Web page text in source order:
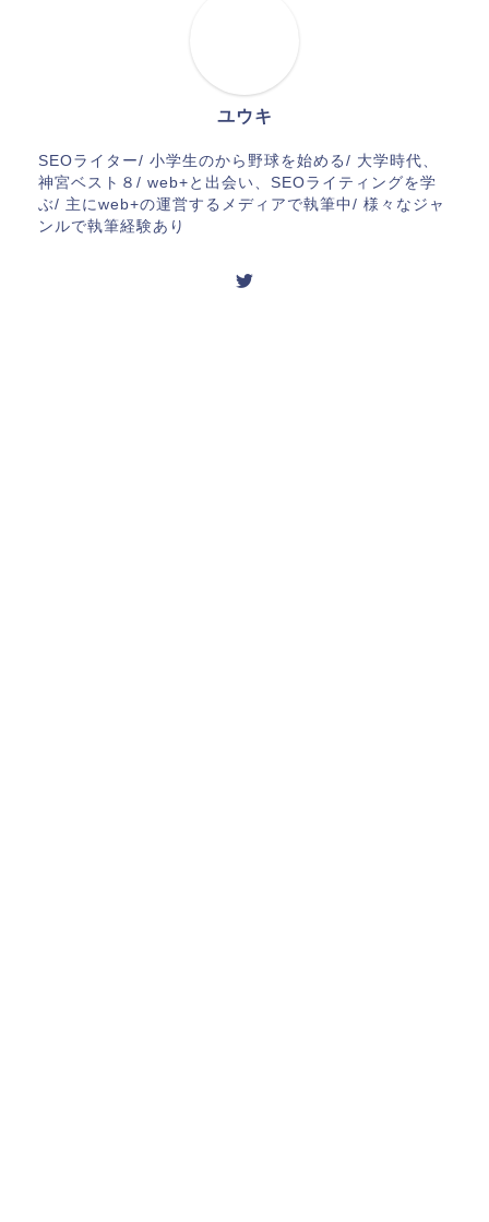
ユウキ
SEOライター/ 小学生のから野球を始める/ 大学時代、
神宮ベスト８/ web+と出会い、SEOライティングを学
ぶ/ 主にweb+の運営するメディアで執筆中/ 様々なジャ
ンルで執筆経験あり